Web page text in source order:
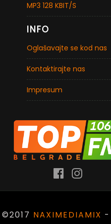
MP3 128 KBIT/S
INFO
Oglašavajte se kod nas
Kontaktirajte nas
Impresum
©2017 NAXIMEDIAMIX -